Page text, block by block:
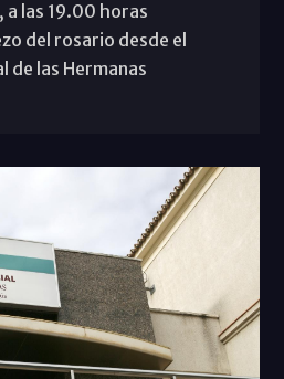
a las 19.00 horas
del rosario desde el
de las Hermanas